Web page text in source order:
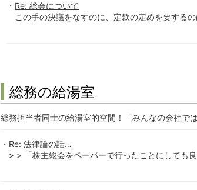
Re: 総会について
この手の決議をなすのに、定款の定めを要する
総務の給湯室
総務担当者同士の給湯室的空間！「みんなの会社で
Re: 法律論の話…
> > 「株主総会をペーパーで行ったことにしても